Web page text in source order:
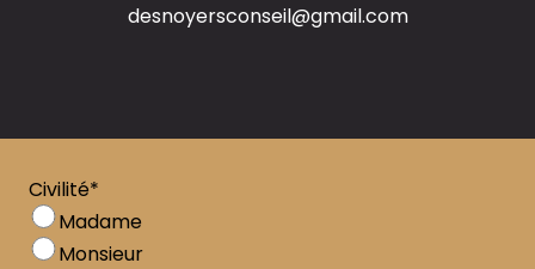
desnoyersconseil@gmail.com
Civilité*
Madame
Monsieur